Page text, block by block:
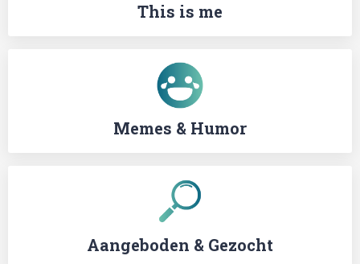
This is me
Memes & Humor
Aangeboden & Gezocht